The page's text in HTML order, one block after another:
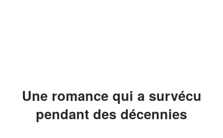
Une romance qui a survécu
pendant des décennies